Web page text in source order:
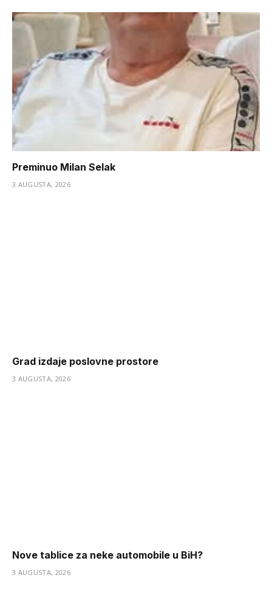
Preminuo Milan Selak
3 AUGUSTA, 2026
Grad izdaje poslovne prostore
3 AUGUSTA, 2026
Nove tablice za neke automobile u BiH?
3 AUGUSTA, 2026